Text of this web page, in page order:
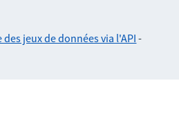
jeux de données via l'API -